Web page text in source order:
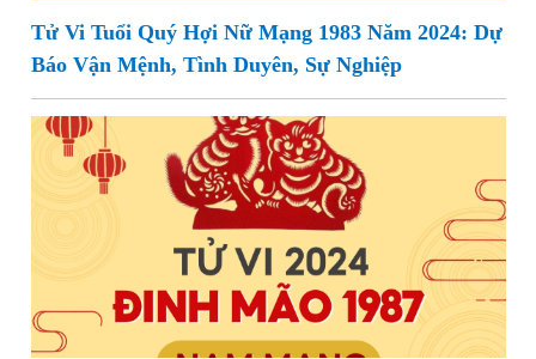
Tử Vi Tuổi Quý Hợi Nữ Mạng 1983 Năm 2024: Dự
Báo Vận Mệnh, Tình Duyên, Sự Nghiệp